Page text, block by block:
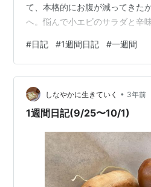
て、本格的にお腹が減ってきた
へ。悩んで小エビのサラダと辛
をノートにまとめていた。レシ
ていたら時間がかかる。 スーパ
さつまいもの炒めたもの、きの
ベツの韓国風サラダ、かぼちゃ
卓が秋めいてきたなあ。 10/3 一
#日記 #1週間日記 #一週間
しなやかに生きていく • 3年前
1週間日記(9/25〜10/1)